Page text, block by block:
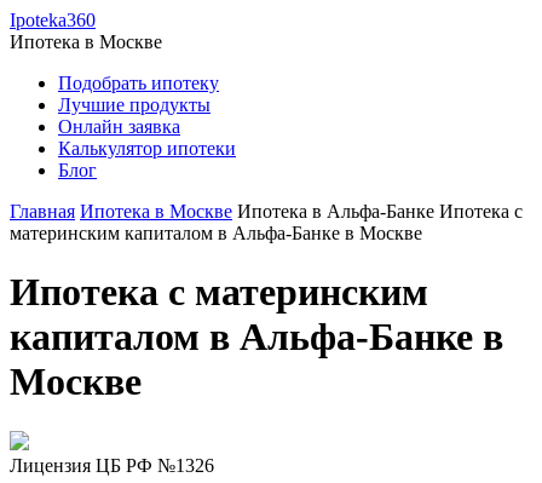
Ipoteka360
Ипотека в Москве
Подобрать ипотеку
Лучшие продукты
Онлайн заявка
Калькулятор ипотеки
Блог
Главная Ипотека в Москве Ипотека в Альфа-Банке Ипотека с
материнским капиталом в Альфа-Банке в Москве
Ипотека с материнским
капиталом в Альфа-Банке в
Москве
Лицензия ЦБ РФ №1326